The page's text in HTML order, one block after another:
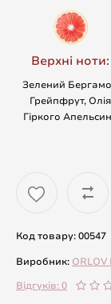
Верхні ноти:
Зелений
Грейпфрут, Олія
Гіркого
Код товару: 00547
Виробник: ORLOV
Відгуків: 0